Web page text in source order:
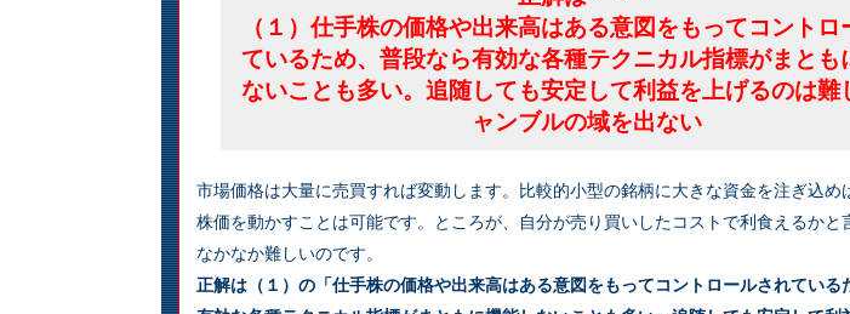
（１）仕手株の価格や出来高はある意図をもってコントロ
ているため、普段なら有効な各種テクニカル指標がまとも
ないことも多い。追随しても安定して利益を上げるのは難
ャンブルの域を出ない
市場価格は大量に売買すれば変動します。比較的小型の銘柄に大きな資金を注ぎ込め
株価を動かすことは可能です。ところが、自分が売り買いしたコストで利食えるかと
なかなか難しいのです。
正解は（１）の「仕手株の価格や出来高はある意図をもってコントロールされている